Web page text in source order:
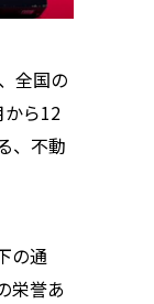
全国の
から12
、不動
の通
栄誉あ